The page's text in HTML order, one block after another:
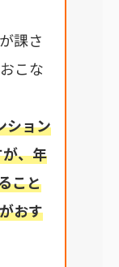
課さ
こな
ション
、年
こと
おす